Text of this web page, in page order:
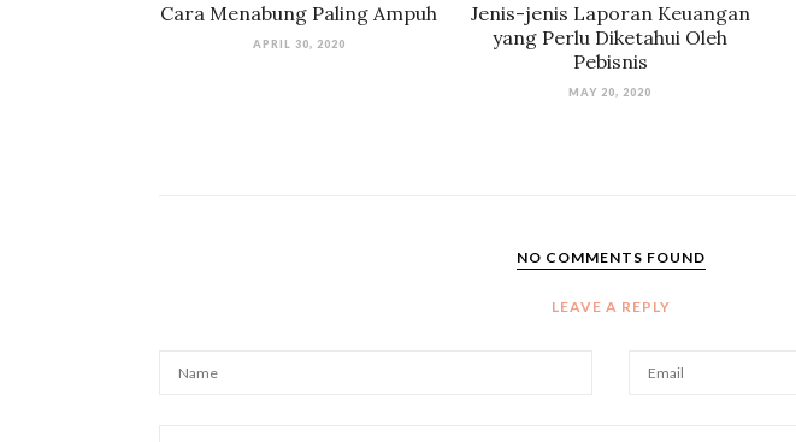
Cara Menabung Paling Ampuh
APRIL 30, 2020
Jenis-jenis Laporan Keuangan
yang Perlu Diketahui Oleh
Pebisnis
MAY 20, 2020
NO COMMENTS FOUND
LEAVE A REPLY